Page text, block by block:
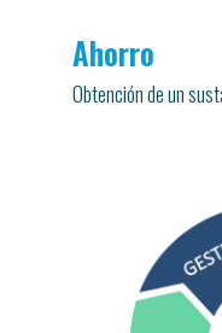
Ahorro
Obtención de un